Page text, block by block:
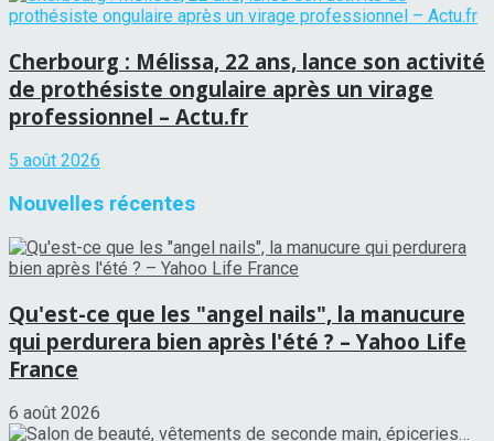
Cherbourg : Mélissa, 22 ans, lance son activité
de prothésiste ongulaire après un virage
professionnel – Actu.fr
5 août 2026
Nouvelles récentes
Qu'est-ce que les "angel nails", la manucure
qui perdurera bien après l'été ? – Yahoo Life
France
6 août 2026